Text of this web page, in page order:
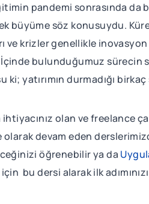
pandemi sonrasında
söz konusuydu.
ve krizler genellikle
bulunduğumuz
yatırımın durmadığı
olan ve freelance
olarak devam eden
öğrenebilir ya da
bu dersi alarak ilk